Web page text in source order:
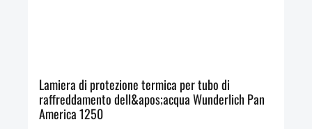
Lamiera di protezione termica per tubo di
raffreddamento dell&apos;acqua Wunderlich Pan
America 1250